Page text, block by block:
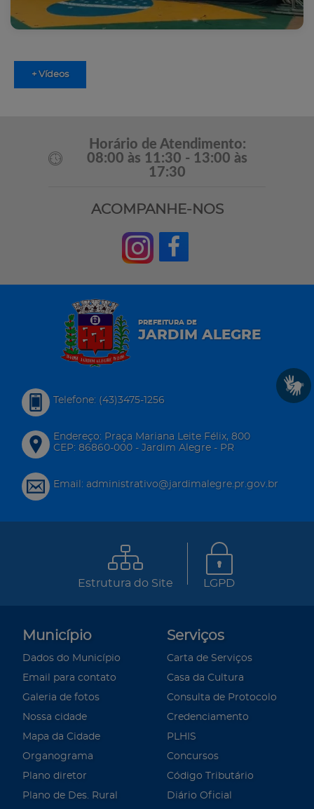
+ Vídeos
Horário de Atendimento:
08:00 às 11:30 - 13:00 às
17:30
ACOMPANHE-NOS
PREFEITURA DE
JARDIM ALEGRE
Telefone: (43)3475-1256
Endereço: Praça Mariana Leite Félix, 800
CEP: 86860-000 - Jardim Alegre - PR
Email: administrativo@jardimalegre.pr.gov.br
Estrutura do Site LGPD
Município
Dados do Município
Email para contato
Galeria de fotos
Nossa cidade
Mapa da Cidade
Organograma
Plano diretor
Plano de Des. Rural
Serviços
Carta de Serviços
Casa da Cultura
Consulta de Protocolo
Credenciamento
PLHIS
Concursos
Código Tributário
Diário Oficial